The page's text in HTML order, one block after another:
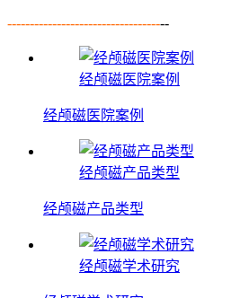
------------------------------------
经颅磁医院案例
经颅磁医院案例
经颅磁产品类型
经颅磁产品类型
经颅磁学术研究